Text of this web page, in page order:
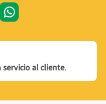
servicio al cliente.